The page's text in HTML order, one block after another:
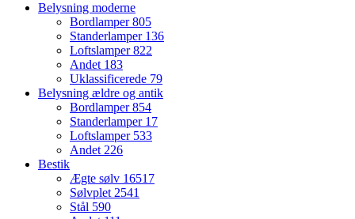
Belysning moderne
Bordlamper805
Standerlamper 136
Loftslamper822
Andet 183
Uklassificerede 79
Belysning ældre og antik
Bordlamper854
Standerlamper 17
Loftslamper 533
Andet 226
Bestik
Ægte sølv 16517
Sølvplet 2541
Stål 590